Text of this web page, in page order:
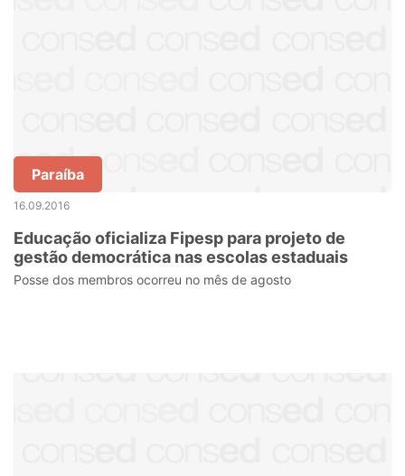
Paraíba
16.09.2016
Educação oficializa Fipesp para projeto de
gestão democrática nas escolas estaduais
Posse dos membros ocorreu no mês de agosto